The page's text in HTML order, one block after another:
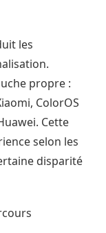
les
propre :
ColorOS
Cette
selon les
disparité